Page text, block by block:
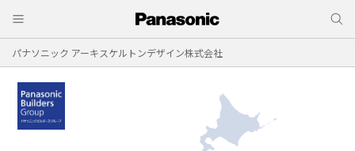
パナソニック アーキスケルトンデザイン株式会社